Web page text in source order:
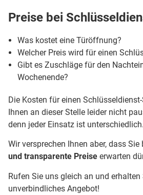
Preise bei
Was kostet eine Türöffnung?
Welcher Preis wird für einen
Gibt es Zuschläge für den
Wochenende?
Die Kosten für einen
Ihnen an dieser Stelle leider nicht
denn jeder Einsatz ist unterschiedlich.
Wir versprechen Ihnen aber, dass Sie
und transparente Preise erwarten
Rufen Sie uns gleich an und erhalten
unverbindliches Angebot!